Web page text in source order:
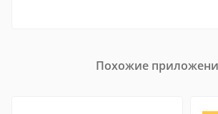
Похожие